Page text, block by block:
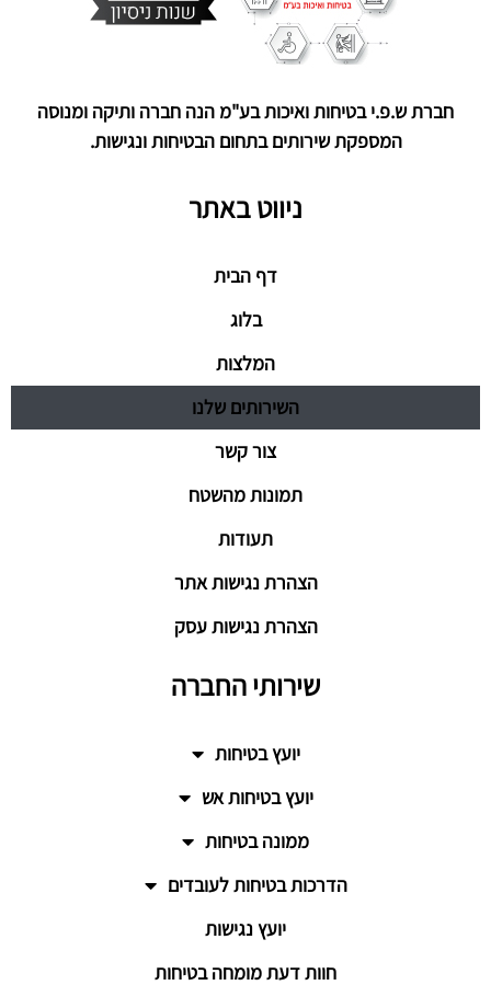
חברת ש.פ.י בטיחות ואיכות בע"מ הנה חברה ותיקה ומנוסה
המספקת שירותים בתחום הבטיחות ונגישות.
ניווט באתר
דף הבית
בלוג
המלצות
השירותים שלנו
צור קשר
תמונות מהשטח
תעודות
הצהרת נגישות אתר
הצהרת נגישות עסק
שירותי החברה
יועץ בטיחות
יועץ בטיחות אש
ממונה בטיחות
הדרכות בטיחות לעובדים
יועץ נגישות
חוות דעת מומחה בטיחות